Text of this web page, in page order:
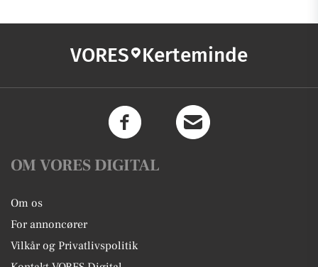
VORES Kerteminde
OM VORES DIGITAL
Om os
For annoncører
Vilkår og Privatlivspolitik